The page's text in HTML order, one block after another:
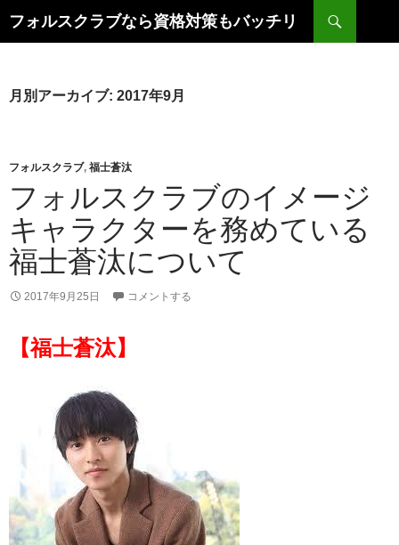
ン
ツ
フォルスクラブなら資格対策もバッチリ
索
月別アーカイブ: 2017年9月
フォルスクラブ, 福士蒼汰
フォルスクラブのイメージ
キャラクターを務めている
福士蒼汰について
2017年9月25日 コメントする
【福士蒼汰】